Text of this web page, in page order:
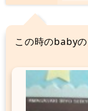
この時のbaby